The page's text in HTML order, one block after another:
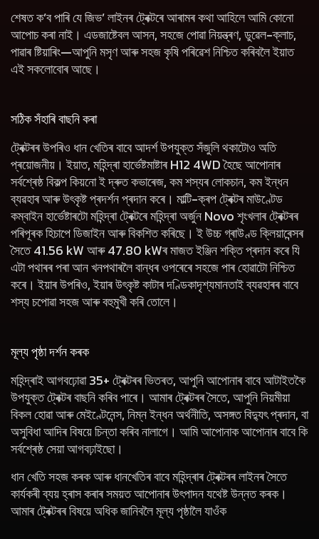
শেষত ক’ব পাৰি যে জিভ’ লাইনৰ ট্ৰেক্টৰে আৰামৰ কথা আহিলে আমি কোনো
আপোচ কৰা নাই। এডজাষ্টেবল আসন, সহজে পোৱা নিয়ন্ত্ৰণ, ডুৱেল-ক্লাচ,
পাৱাৰ ষ্টিয়াৰিং—আপুনি মসৃণ আৰু সহজ কৃষি পৰিৱেশ নিশ্চিত কৰিবলৈ ইয়াত
এই সকলোবোৰ আছে।
সঠিক সঁহাৰি বাছনি কৰা
ট্ৰেক্টৰৰ উপৰিও ধান খেতিৰ বাবে আদৰ্শ উপযুক্ত সঁজুলি থকাটোও অতি
প্ৰয়োজনীয়। ইয়াত, মহিন্দ্ৰা হাৰ্ভেষ্টমাষ্টাৰ H12 4WD হৈছে আপোনাৰ
সৰ্বশ্ৰেষ্ঠ বিকল্প কিয়নো ই দ্ৰুত কভাৰেজ, কম শস্যৰ লোকচান, কম ইন্ধন
ব্যৱহাৰ আৰু উৎকৃষ্ট প্ৰদৰ্শন প্ৰদান কৰে। মাল্টি-ক্ৰপ ট্ৰেক্টৰ মাউণ্টেড
কম্বাইন হাৰ্ভেষ্টাৰটো মহিন্দ্ৰা ট্ৰেক্টৰে মহিন্দ্ৰা অৰ্জুন Novo শৃংখলাৰ ট্ৰেক্টৰৰ
পৰিপূৰক হিচাপে ডিজাইন আৰু বিকশিত কৰিছে। ই উচ্চ গ্ৰাউণ্ড ক্লিয়াৰেন্সৰ
সৈতে 41.56 kW আৰু 47.80 kWৰ মাজত ইঞ্জিন শক্তি প্ৰদান কৰে যি
এটা পথাৰৰ পৰা আন খনপথাৰলৈ বান্ধৰ ওপৰেৰে সহজে পাৰ হোৱাটো নিশ্চিত
কৰে। ইয়াৰ উপৰিও, ইয়াৰ উৎকৃষ্ট কাটাৰ দণ্ডিকাদৃশ্যমানতাই ব্যৱহাৰৰ বাবে
শস্য চপোৱা সহজ আৰু বহুমুখী কৰি তোলে।
মূল্য পৃষ্ঠা দৰ্শন কৰক
মহিন্দ্ৰাই আগবঢ়োৱা 35+ ট্ৰেক্টৰৰ ভিতৰত, আপুনি আপোনাৰ বাবে আটাইতকৈ
উপযুক্ত ট্ৰেক্টৰ বাছনি কৰিব পাৰে। আমাৰ ট্ৰেক্টৰৰ সৈতে, আপুনি নিয়মীয়া
বিকল হোৱা আৰু মেইণ্টেনেন্স, নিম্ন ইন্ধন অৰ্থনীতি, অসঙ্গত বিদ্যুৎ প্ৰদান, বা
অসুবিধা আদিৰ বিষয়ে চিন্তা কৰিব নালাগে। আমি আপোনাক আপোনাৰ বাবে কি
সৰ্বশ্ৰেষ্ঠ সেয়া আগবঢ়াইছো।
ধান খেতি সহজ কৰক আৰু ধানখেতিৰ বাবে মহিন্দ্ৰাৰ ট্ৰেক্টৰৰ লাইনৰ সৈতে
কাৰ্যকৰী ব্যয় হ্ৰাস কৰাৰ সময়ত আপোনাৰ উৎপাদন যথেষ্ট উন্নত কৰক।
আমাৰ ট্ৰেক্টৰৰ বিষয়ে অধিক জানিবলৈ মূল্য পৃষ্ঠালৈ যাওঁক